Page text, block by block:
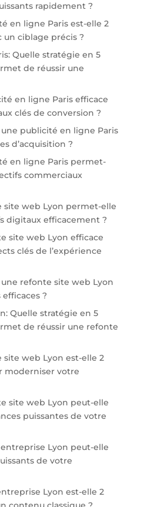
rapidement ?
en ligne Paris est-elle 2
un ciblage précis ?
Quelle stratégie en 5
de réussir une
en ligne Paris efficace
clés de conversion ?
une publicité en ligne Paris
d’acquisition ?
en ligne Paris permet-
commerciaux
site web Lyon permet-elle
digitaux efficacement ?
site web Lyon efficace
clés de l’expérience
une refonte site web Lyon
?
Quelle stratégie en 5
de réussir une refonte
web Lyon est-elle 2
moderniser votre
site web Lyon peut-elle
puissantes de votre
Lyon peut-elle
de votre
Lyon est-elle 2